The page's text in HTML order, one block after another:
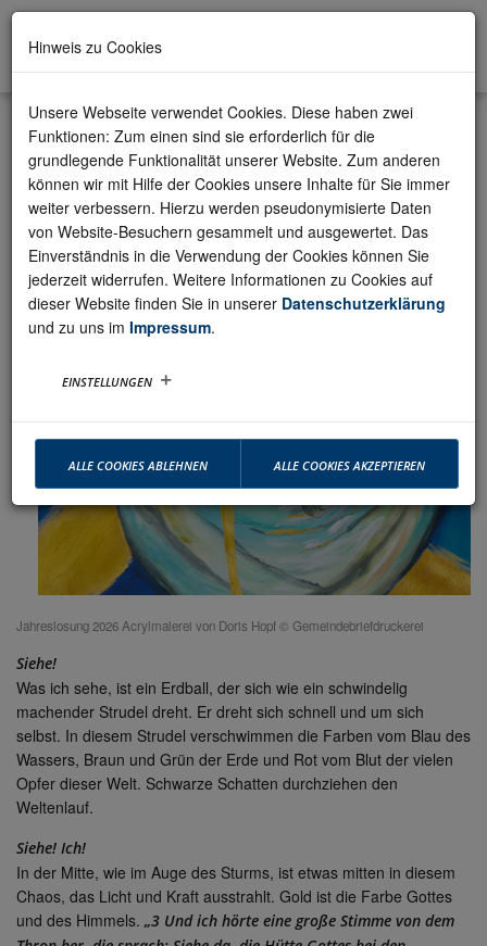
Details
01-01-2026
Der auf dem Thron saß,
sprach: Siehe, ich mache alles
neu!
Bildmeditation zur Jahreslosung 2026 (Offenbarung 21,3-7)
Jahreslosung 2026 Acrylmalerei von Doris Hopf © Gemeindebriefdruckerei
Siehe!
Was ich sehe, ist ein Erdball, der sich wie ein schwindelig
machender Strudel dreht. Er dreht sich schnell und um sich
selbst. In diesem Strudel verschwimmen die Farben vom Blau des
Wassers, Braun und Grün der Erde und Rot vom Blut der vielen
Opfer dieser Welt. Schwarze Schatten durchziehen den
Weltenlauf.
Siehe! Ich!
In der Mitte, wie im Auge des Sturms, ist etwas mitten in diesem
Chaos, das Licht und Kraft ausstrahlt. Gold ist die Farbe Gottes
und des Himmels. „3 Und ich hörte eine große Stimme von dem
Hinweis zu Cookies
Unsere Webseite verwendet Cookies. Diese haben zwei
Funktionen: Zum einen sind sie erforderlich für die
grundlegende Funktionalität unserer Website. Zum anderen
können wir mit Hilfe der Cookies unsere Inhalte für Sie immer
weiter verbessern. Hierzu werden pseudonymisierte Daten
von Website-Besuchern gesammelt und ausgewertet. Das
Einverständnis in die Verwendung der Cookies können Sie
jederzeit widerrufen. Weitere Informationen zu Cookies auf
dieser Website finden Sie in unserer Datenschutzerklärung
und zu uns im Impressum.
EINSTELLUNGEN
ALLE COOKIES ABLEHNEN ALLE COOKIES AKZEPTIEREN